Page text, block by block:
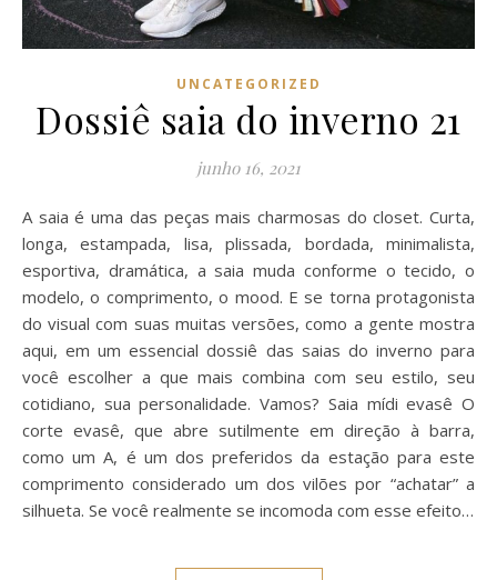
UNCATEGORIZED
Dossiê saia do inverno 21
junho 16, 2021
A saia é uma das peças mais charmosas do closet. Curta,
longa, estampada, lisa, plissada, bordada, minimalista,
esportiva, dramática, a saia muda conforme o tecido, o
modelo, o comprimento, o mood. E se torna protagonista
do visual com suas muitas versões, como a gente mostra
aqui, em um essencial dossiê das saias do inverno para
você escolher a que mais combina com seu estilo, seu
cotidiano, sua personalidade. Vamos? Saia mídi evasê O
corte evasê, que abre sutilmente em direção à barra,
como um A, é um dos preferidos da estação para este
comprimento considerado um dos vilões por “achatar” a
silhueta. Se você realmente se incomoda com esse efeito…